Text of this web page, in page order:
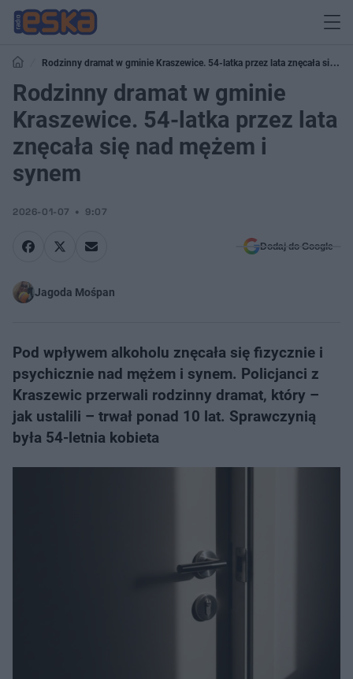
Rodzinny dramat w gminie Kraszewice. 54-latka przez lata znęcała się
nad mężem i synem
Rodzinny dramat w gminie
Kraszewice. 54-latka przez lata
znęcała się nad mężem i
synem
2026-01-07 9:07
Dodaj do Google
Jagoda Mośpan
Pod wpływem alkoholu znęcała się fizycznie i
psychicznie nad mężem i synem. Policjanci z
Kraszewic przerwali rodzinny dramat, który –
jak ustalili – trwał ponad 10 lat. Sprawczynią
była 54-letnia kobieta